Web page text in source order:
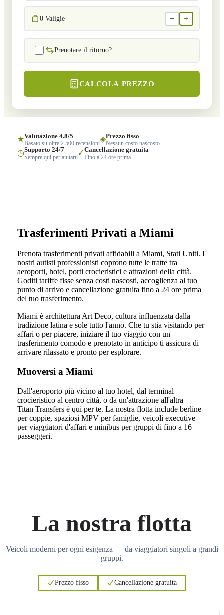
0 Valigie − +
Prenotare il ritorno?
CALCOLA PREZZO
★Valutazione 4.8/5
Basato su oltre 2.500 recensioni◈Prezzo fisso
Nessun costo nascosto
◷Supporto 24/7
Sempre qui per aiutarti✓Cancellazione gratuita
Fino a 24 ore prima
Trasferimenti Privati a Miami
Prenota trasferimenti privati affidabili a Miami, Stati Uniti. I
nostri autisti professionisti coprono tutte le tratte tra
aeroporti, hotel, porti crocieristici e attrazioni della città.
Goditi tariffe fisse senza costi nascosti, accoglienza al tuo
punto di arrivo e cancellazione gratuita fino a 24 ore prima
del tuo trasferimento.
Miami è architettura Art Deco, cultura influenzata dalla
tradizione latina e sole tutto l'anno. Che tu stia visitando per
affari o per piacere, iniziare il tuo viaggio con un
trasferimento comodo e prenotato in anticipo ti assicura di
arrivare rilassato e pronto per esplorare.
Muoversi a Miami
Dall'aeroporto più vicino al tuo hotel, dal terminal
crocieristico al centro città, o da un'attrazione all'altra —
Titan Transfers è qui per te. La nostra flotta include berline
per coppie, spaziosi MPV per famiglie, veicoli executive
per viaggiatori d'affari e minibus per gruppi di fino a 16
passeggeri.
La nostra flotta
Veicoli moderni per ogni esigenza — da viaggiatori singoli a grandi
gruppi.
Prezzo fisso Cancellazione gratuita